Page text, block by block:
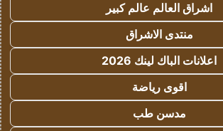
اشراق العالم عالم كبير
منتدى الاشراق
اعلانات الباك لينك 2026
اقوى رياضة
مدسن طب